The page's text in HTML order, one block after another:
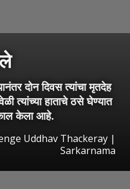
दोन दिवस त्यांचा मृतदेह
त्यांच्या हाताचे ठसे घेण्यात
केला आहे.
Uddhav Thackeray |
Sarkarnama